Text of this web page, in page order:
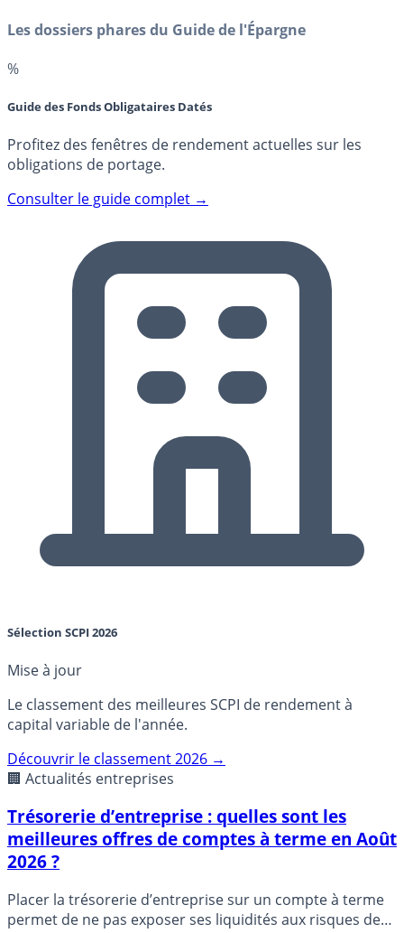
Les dossiers phares du Guide de l'Épargne
%
Guide des Fonds Obligataires Datés
Profitez des fenêtres de rendement actuelles sur les
obligations de portage.
Consulter le guide complet →
Sélection SCPI 2026
Mise à jour
Le classement des meilleures SCPI de rendement à
capital variable de l'année.
Découvrir le classement 2026 →
🏢 Actualités entreprises
Trésorerie d’entreprise : quelles sont les
meilleures offres de comptes à terme en Août
2026 ?
Placer la trésorerie d’entreprise sur un compte à terme
permet de ne pas exposer ses liquidités aux risques des